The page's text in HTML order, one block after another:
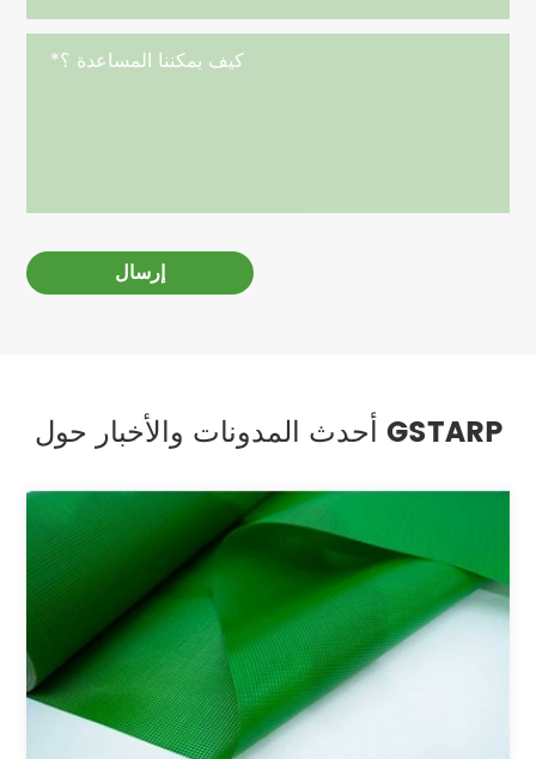
إرسال
أحدث المدونات والأخبار حول GSTARP